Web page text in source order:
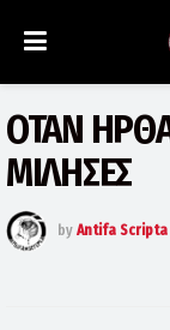
ΟΤΑΝ
ΜΙΛΗΣΕΣ
by Antifa Scripta